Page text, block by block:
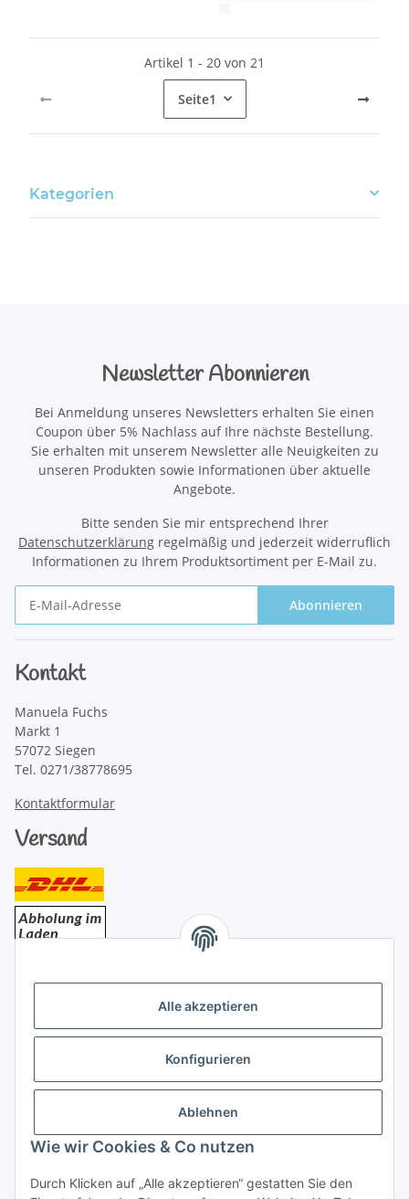
Alle akzeptieren
Konfigurieren
Ablehnen
Wie wir Cookies & Co nutzen
Durch Klicken auf „Alle akzeptieren“ gestatten Sie den
Artikel 1 - 20 von 21
Seite1
Kategorien
Newsletter Abonnieren
Bei Anmeldung unseres Newsletters erhalten Sie einen
Coupon über 5% Nachlass auf Ihre nächste Bestellung.
Sie erhalten mit unserem Newsletter alle Neuigkeiten zu
unseren Produkten sowie Informationen über aktuelle
Angebote.
Bitte senden Sie mir entsprechend Ihrer
Datenschutzerklärung regelmäßig und jederzeit widerruflich
Informationen zu Ihrem Produktsortiment per E-Mail zu.
Abonnieren
Kontakt
Manuela Fuchs
Markt 1
57072 Siegen
Tel. 0271/38778695
Kontaktformular
Versand
Rechtliches